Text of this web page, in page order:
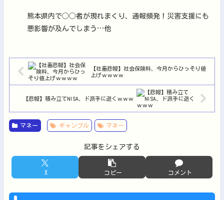
熊本県内で◯◯者が現れまくり、通報頻発！災害支援にも
悪影響が及んでしまう…他
【社畜悲報】社会保険料、今月からひっそり値
上げｗｗｗｗ
【悲報】積み立てNISA、ド派手に逝くｗｗｗ
マネー ギャンブル マネー
記事をシェアする
X コピー コメント